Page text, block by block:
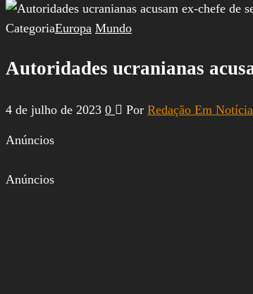
por:
CategoriaEuropa Mundo
Autoridades ucranianas
4 de julho de 2023 0 Por Redação Em Notícia
Anúncios
Anúncios